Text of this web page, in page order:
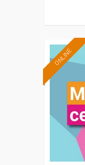
ONLINE